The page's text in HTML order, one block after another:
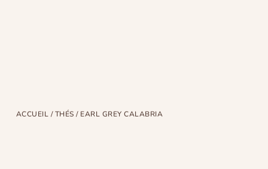
ACCUEIL /THÉS / EARL GREY CALABRIA